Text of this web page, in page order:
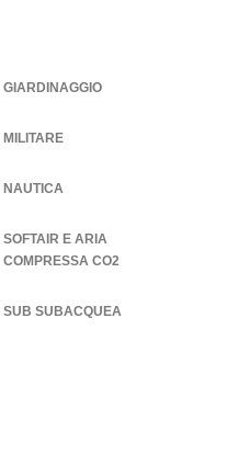
GIARDINAGGIO
MILITARE
NAUTICA
SOFTAIR E ARIA
COMPRESSA CO2
SUB SUBACQUEA